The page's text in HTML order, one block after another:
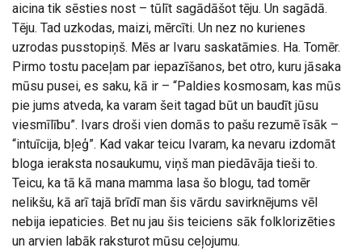
aicina tik sēsties nost – tūlīt sagādāšot tēju. Un sagādā.
Tēju. Tad uzkodas, maizi, mērcīti. Un nez no kurienes
uzrodas pusstopiņš. Mēs ar Ivaru saskatāmies. Ha. Tomēr.
Pirmo tostu paceļam par iepazīšanos, bet otro, kuru jāsaka
mūsu pusei, es saku, kā ir – “Paldies kosmosam, kas mūs
pie jums atveda, ka varam šeit tagad būt un baudīt jūsu
viesmīlību”. Ivars droši vien domās to pašu rezumē īsāk –
“intuīcija, bļeģ”. Kad vakar teicu Ivaram, ka nevaru izdomāt
bloga ieraksta nosaukumu, viņš man piedāvāja tieši to.
Teicu, ka tā kā mana mamma lasa šo blogu, tad tomēr
nelikšu, kā arī tajā brīdī man šis vārdu savirknējums vēl
nebija iepaticies. Bet nu jau šis teiciens sāk folklorizēties
un arvien labāk raksturot mūsu ceļojumu.